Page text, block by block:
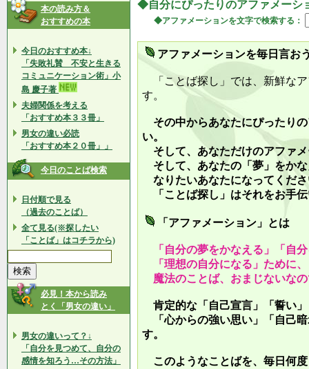
本の読み方＆
おすすめの本
今日のおすすめ本↓
「失敗礼賛 不安と生きる
コミュニケーション術」小
島 慶子著
夫婦関係を考える
「おすすめ本３３冊」
男女の違い必読
「おすすめ本２０冊」」
今日のことば検索
日付順で見る
（過去のことば）
全て見る(※探したい
「ことば」はコチラから)
必見！本から読み
とく「男女の違い」
男女の違いって？↓
「自分を見つめて、自分の
感情を知ろう…その方法」
◆自分にぴったりのアファメーシ
◆アファメーションを文字で検索する：
アファメーションを毎日言お
「ことば探し」では、新鮮な
す。
その中からあなたにぴったり
い。
そして、あなただけのアファ
そして、あなたの「夢」をか
なりたいあなたになってくだ
「ことば探し」はそれをお手
「アファメーション」とは
「自分の夢をかなえる」「自
「理想の自分になる」ために
魔法のことば、おまじないな
肯定的な「自己宣言」「誓い
「心からの強い思い」「自己
す。
このようなことばを、毎日何